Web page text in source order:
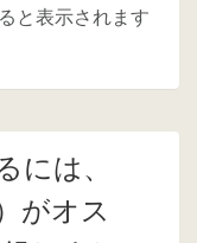
と表示されます
には、
がオス